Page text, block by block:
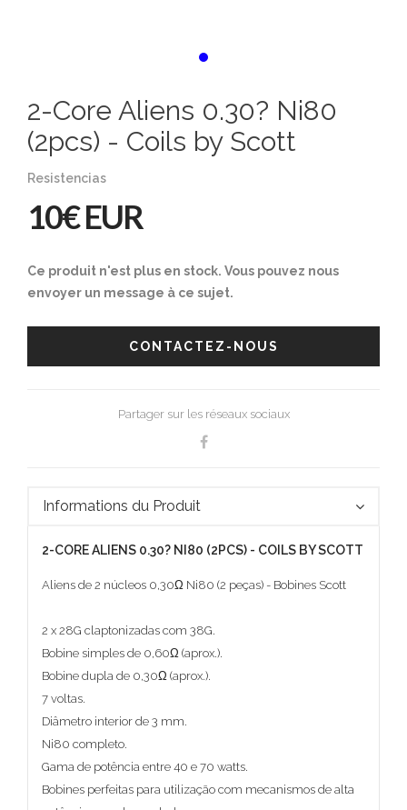
2-Core Aliens 0.30? Ni80
(2pcs) - Coils by Scott
Resistencias
10€ EUR
Ce produit n'est plus en stock. Vous pouvez nous
envoyer un message à ce sujet.
CONTACTEZ-NOUS
Partager sur les réseaux sociaux
Informations du Produit
2-CORE ALIENS 0.30? NI80 (2PCS) - COILS BY SCOTT
Aliens de 2 núcleos 0,30Ω Ni80 (2 peças) - Bobines Scott
2 x 28G claptonizadas com 38G.
Bobine simples de 0,60Ω (aprox.).
Bobine dupla de 0,30Ω (aprox.).
7 voltas.
Diâmetro interior de 3 mm.
Ni80 completo.
Gama de potência entre 40 e 70 watts.
Bobines perfeitas para utilização com mecanismos de alta